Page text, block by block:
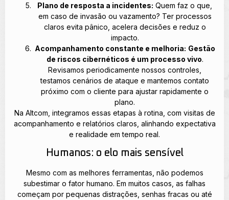
Plano de resposta a incidentes: Quem faz o que,
em caso de invasão ou vazamento? Ter processos
claros evita pânico, acelera decisões e reduz o
impacto.
Acompanhamento constante e melhoria: Gestão
de riscos cibernéticos é um processo vivo.
Revisamos periodicamente nossos controles,
testamos cenários de ataque e mantemos contato
próximo com o cliente para ajustar rapidamente o
plano.
Na Altcom, integramos essas etapas à rotina, com visitas de
acompanhamento e relatórios claros, alinhando expectativa
e realidade em tempo real.
Humanos: o elo mais sensível
Mesmo com as melhores ferramentas, não podemos
subestimar o fator humano. Em muitos casos, as falhas
começam por pequenas distrações, senhas fracas ou até